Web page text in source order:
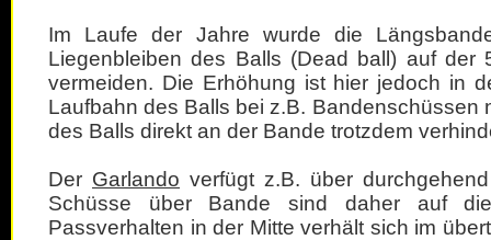
Im Laufe der Jahre wurde die
Liegenbleiben des Balls (Dead ball) auf der
vermeiden. Die Erhöhung ist hier jedoch in
Laufbahn des Balls bei z.B. Bandenschüssen
des Balls direkt an der Bande trotzdem
Der Garlando verfügt z.B. über
Schüsse über Bande sind daher auf
Passverhalten in der Mitte verhält sich im